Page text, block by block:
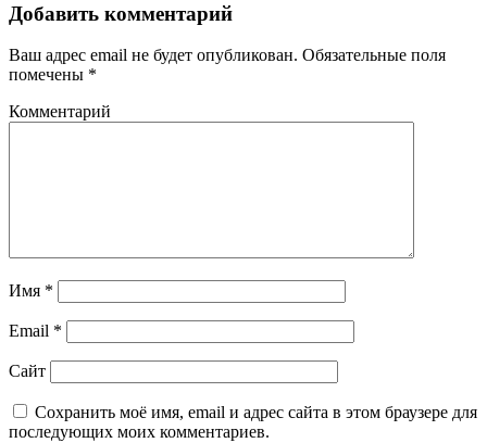
Добавить комментарий
Ваш адрес email не будет опубликован. Обязательные поля
помечены *
Комментарий
Имя *
Email *
Сайт
Сохранить моё имя, email и адрес сайта в этом браузере для
последующих моих комментариев.